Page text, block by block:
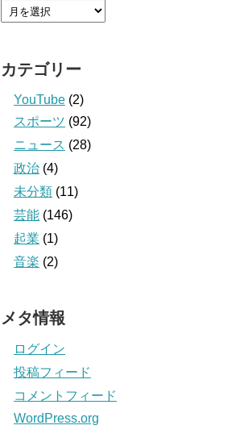
カテゴリー
YouTube (2)
スポーツ (92)
ニュース (28)
政治 (4)
未分類 (11)
芸能 (146)
起業 (1)
音楽 (2)
メタ情報
ログイン
投稿フィード
コメントフィード
WordPress.org